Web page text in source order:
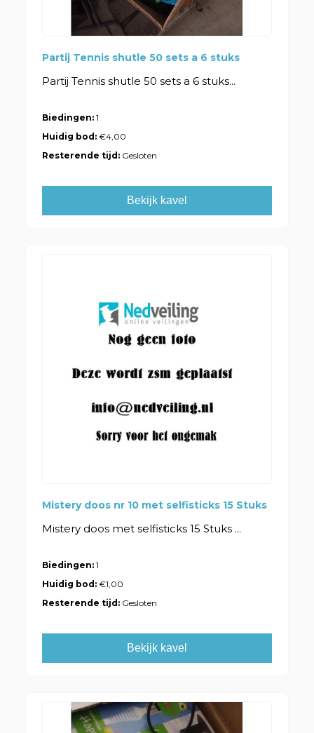
Partij Tennis shutle 50 sets a 6 stuks
Partij Tennis shutle 50 sets a 6 stuks...
Biedingen: 1
Huidig bod:€4,00
Resterende tijd: Gesloten
Bekijk kavel
Mistery doos nr 10 met selfisticks 15 Stuks
Mistery doos met selfisticks 15 Stuks ...
Biedingen: 1
Huidig bod:€1,00
Resterende tijd: Gesloten
Bekijk kavel